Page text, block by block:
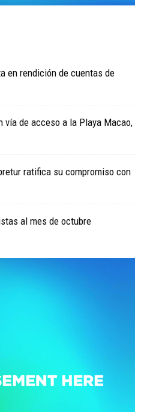
en rendición de cuentas de
vía de acceso a la Playa Macao,
ratifica su compromiso con
al mes de octubre